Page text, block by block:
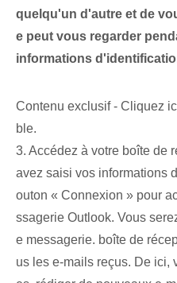
quelqu'un d'autre et de
e peut vous regarder
informations
Contenu exclusif - Cliquez
ble.
3. Accédez à votre boîte de
avez saisi vos informations
outon « Connexion » pour
ssagerie Outlook. Vous
e messagerie. boîte de
us les e-mails reçus.⁤ De ici,